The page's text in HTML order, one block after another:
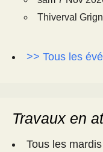
Thiverval
>> Tous les
Travaux en
Tous les